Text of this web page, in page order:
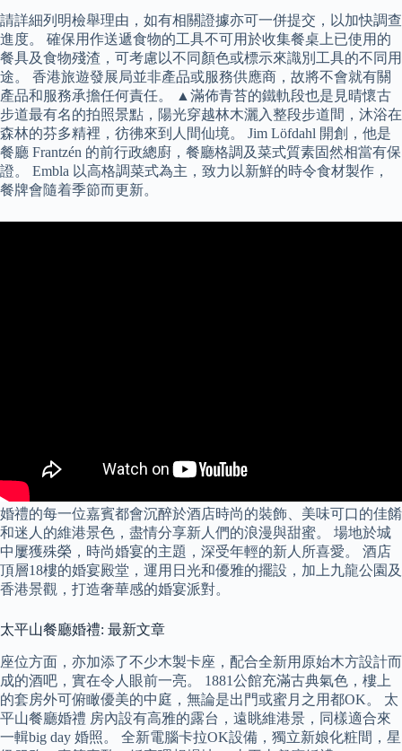
請詳細列明檢舉理由，如有相關證據亦可一併提交，以加快調查
進度。 確保用作送遞食物的工具不可用於收集餐桌上已使用的
餐具及食物殘渣，可考慮以不同顏色或標示來識別工具的不同用
途。 香港旅遊發展局並非產品或服務供應商，故將不會就有關
產品和服務承擔任何責任。 ▲滿佈青苔的鐵軌段也是見晴懷古
步道最有名的拍照景點，陽光穿越林木灑入整段步道間，沐浴在
森林的芬多精裡，彷彿來到人間仙境。 Jim Löfdahl 開創，他是
餐廳 Frantzén 的前行政總廚，餐廳格調及菜式質素固然相當有保
證。 Embla 以高格調菜式為主，致力以新鮮的時令食材製作，
餐牌會隨着季節而更新。
婚禮的每一位嘉賓都會沉醉於酒店時尚的裝飾、美味可口的佳餚
和迷人的維港景色，盡情分享新人們的浪漫與甜蜜。 場地於城
中屢獲殊榮，時尚婚宴的主題，深受年輕的新人所喜愛。 酒店
頂層18樓的婚宴殿堂，運用日光和優雅的擺設，加上九龍公園及
香港景觀，打造奢華感的婚宴派對。
太平山餐廳婚禮: 最新文章
座位方面，亦加添了不少木製卡座，配合全新用原始木方設計而
成的酒吧，實在令人眼前一亮。 1881公館充滿古典氣色，樓上
的套房外可俯瞰優美的中庭，無論是出門或蜜月之用都OK。 太
平山餐廳婚禮 房內設有高雅的露台，遠眺維港景，同樣適合來
一輯big day 婚照。 全新電腦卡拉OK設備，獨立新娘化粧間，星